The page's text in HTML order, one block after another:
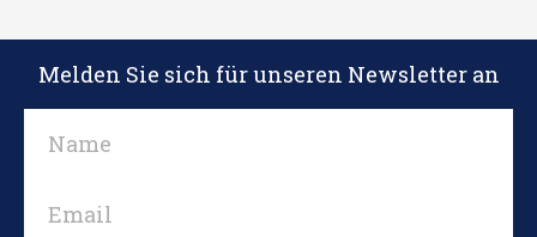
Melden Sie sich für unseren Newsletter an